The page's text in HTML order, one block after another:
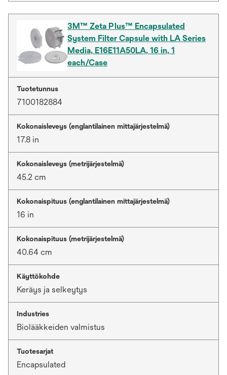
3M™ Zeta Plus™ Encapsulated
System Filter Capsule with LA Series
Media, E16E11A50LA, 16 in, 1
each/Case
Tuotetunnus
7100182884
Kokonaisleveys (englantilainen mittajärjestelmä)
17.8 in
Kokonaisleveys (metrijärjestelmä)
45.2 cm
Kokonaispituus (englantilainen mittajärjestelmä)
16 in
Kokonaispituus (metrijärjestelmä)
40.64 cm
Käyttökohde
Keräys ja selkeytys
Industries
Biolääkkeiden valmistus
Tuotesarjat
Encapsulated